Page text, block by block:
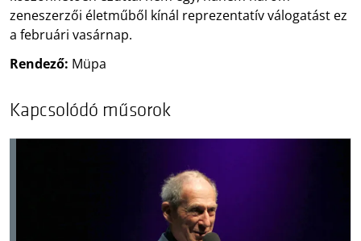
zeneszerzői életműből kínál reprezentatív válogatást ez
a februári vasárnap.
Rendező: Müpa
Kapcsolódó műsorok